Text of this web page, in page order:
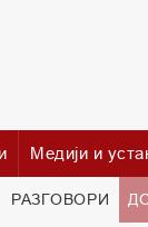
Медији и
РАЗГОВОРИ